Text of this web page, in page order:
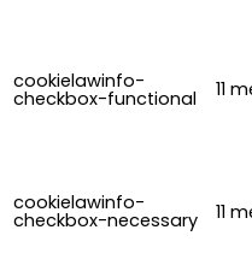
cookielawinfo-
checkbox-functional 11
cookielawinfo-
checkbox-necessary 11